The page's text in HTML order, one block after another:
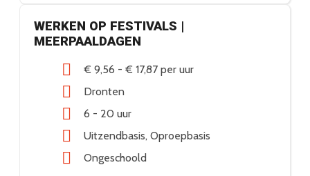
WERKEN OP FESTIVALS |
MEERPAALDAGEN
€ 9,56 - € 17,87 per uur
Dronten
6 - 20 uur
Uitzendbasis Oproepbasis
Ongeschoold